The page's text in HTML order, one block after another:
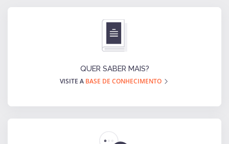
QUER SABER MAIS?
VISITE A BASE DE CONHECIMENTO